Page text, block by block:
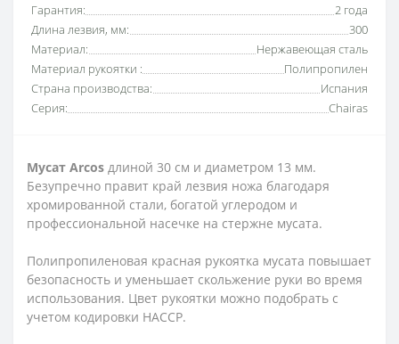
Гарантия:
2 года
Длина лезвия, мм:
300
Материал:
Нержавеющая сталь
Материал рукоятки :
Полипропилен
Страна производства:
Испания
Серия:
Chairas
Мусат Arcos длиной 30 см и диаметром 13 мм.
Безупречно правит край лезвия ножа благодаря
хромированной стали, богатой углеродом и
профессиональной насечке на стержне мусата.
Полипропиленовая красная рукоятка мусата повышает
безопасность и уменьшает скольжение руки во время
использования. Цвет рукоятки можно подобрать с
учетом кодировки HACCP.